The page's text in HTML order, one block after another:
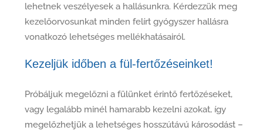
lehetnek veszélyesek a hallásunkra. Kérdezzük meg
kezelőorvosunkat minden felírt gyógyszer hallásra
vonatkozó lehetséges mellékhatásairól.
Kezeljük időben a fül-fertőzéseinket!
Próbáljuk megelőzni a fülünket érintő fertőzéseket,
vagy legalább minél hamarabb kezelni azokat, így
megelőzhetjük a lehetséges hosszútávú károsodást –